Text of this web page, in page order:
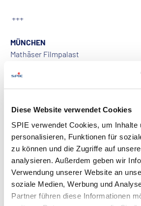
Diese Website verwendet Cookies
SPIE verwendet Cookies, um Inhalte
personalisieren, Funktionen für
zu können und die Zugriffe auf
analysieren. Außerdem geben wir
Verwendung unserer Website an
soziale Medien, Werbung und
Partner führen diese Informationen
+++
MÜNCHEN
Mathäser Filmpalast
30.03. – 05.04.2023
HANNOVER
Cinemaxx Hannover
Raschplatz 6 30161 Hannover
13.04. – 19.04.2023
+++